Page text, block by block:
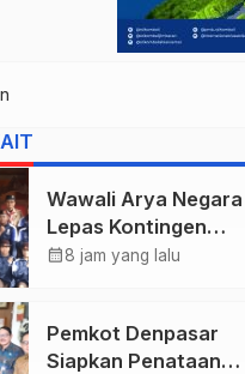
Wawali Arya Negara
Lepas Kontingen
Kwarcab Denpasar
2026.
calendar_month8 jam yang lalu
Pemkot Denpasar
Siapkan Penataan